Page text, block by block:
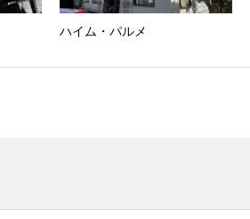
ハイム・パルメ